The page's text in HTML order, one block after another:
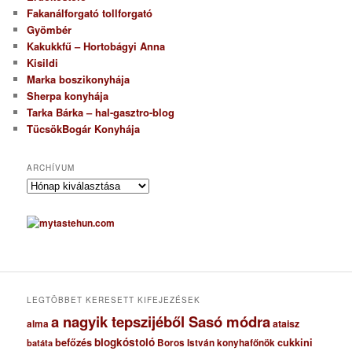
Fakanálforgató tollforgató
Gyömbér
Kakukkfű – Hortobágyi Anna
Kisildi
Marka boszikonyhája
Sherpa konyhája
Tarka Bárka – hal-gasztro-blog
TücsökBogár Konyhája
ARCHÍVUM
A
c
h
u
LEGTÖBBET KERESETT KIFEJEZÉSEK
almaa nagyik tepszijéből Sasó módraataisz
batáta befőzésblogkóstoló Boros István konyhafőnökcukkini